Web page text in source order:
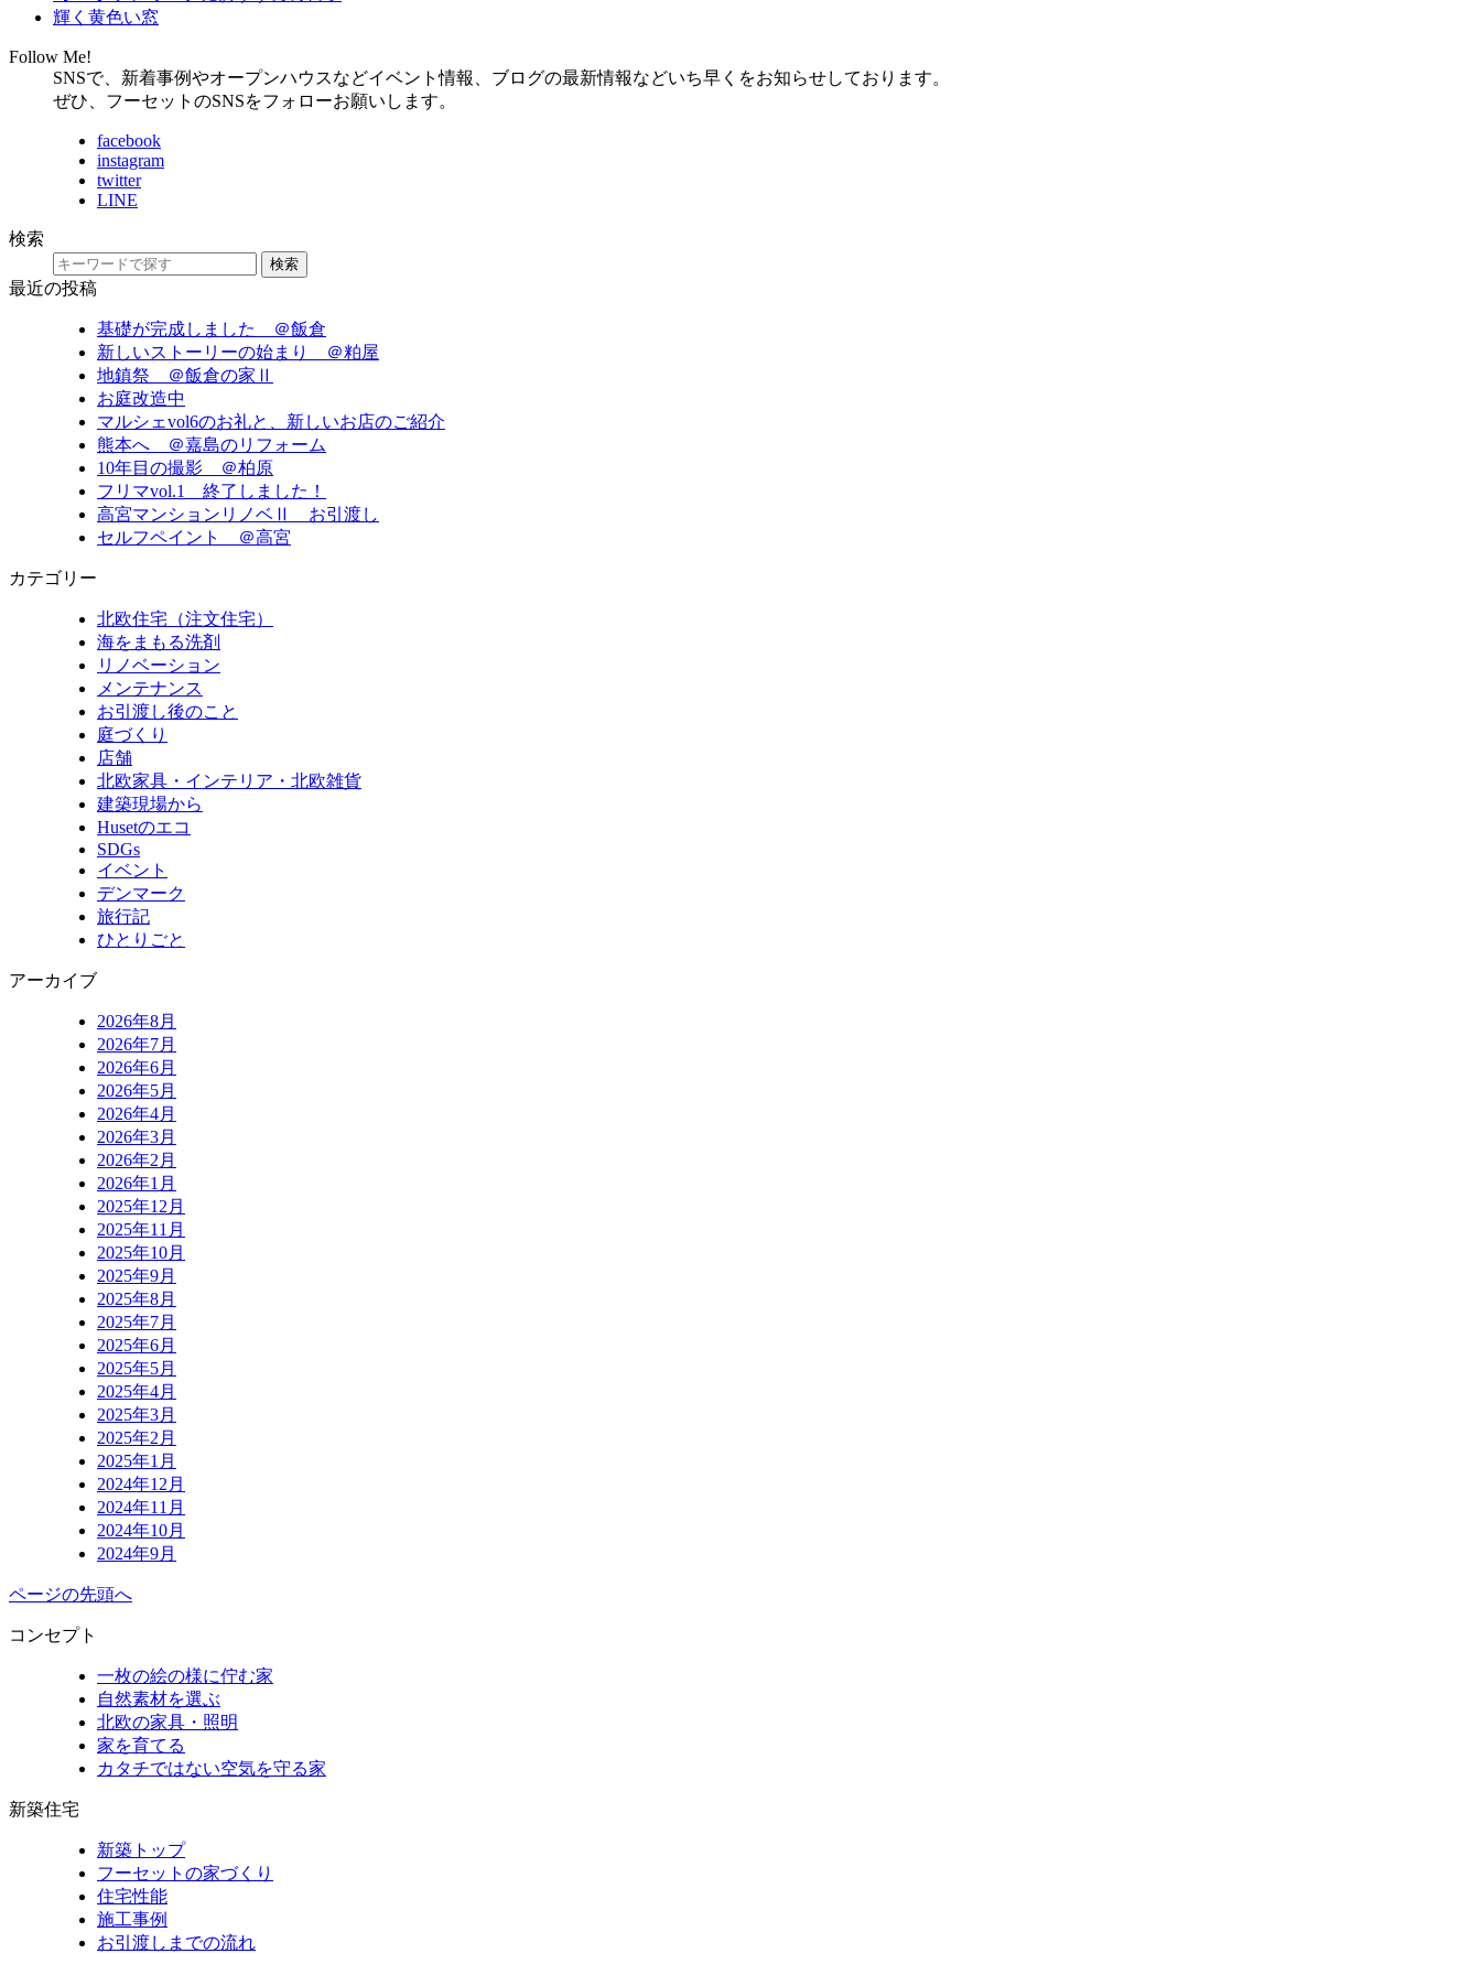
輝く黄色い窓
Follow Me!
SNSで、新着事例やオープンハウスなどイベント情報、ブログの最新情報などいち早くをお知らせしております。
ぜひ、フーセットのSNSをフォローお願いします。
facebook
instagram
twitter
LINE
検索
検索
最近の投稿
基礎が完成しました ＠飯倉
新しいストーリーの始まり ＠粕屋
地鎮祭 ＠飯倉の家Ⅱ
お庭改造中
マルシェvol6のお礼と、新しいお店のご紹介
熊本へ ＠嘉島のリフォーム
10年目の撮影 ＠柏原
フリマvol.1 終了しました！
高宮マンションリノベⅡ お引渡し
セルフペイント ＠高宮
カテゴリー
北欧住宅（注文住宅）
海をまもる洗剤
リノベーション
メンテナンス
お引渡し後のこと
庭づくり
店舗
北欧家具・インテリア・北欧雑貨
建築現場から
Husetのエコ
SDGs
イベント
デンマーク
旅行記
ひとりごと
アーカイブ
2026年8月
2026年7月
2026年6月
2026年5月
2026年4月
2026年3月
2026年2月
2026年1月
2025年12月
2025年11月
2025年10月
2025年9月
2025年8月
2025年7月
2025年6月
2025年5月
2025年4月
2025年3月
2025年2月
2025年1月
2024年12月
2024年11月
2024年10月
2024年9月
ページの先頭へ
コンセプト
一枚の絵の様に佇む家
自然素材を選ぶ
北欧の家具・照明
家を育てる
カタチではない空気を守る家
新築住宅
新築トップ
フーセットの家づくり
住宅性能
施工事例
お引渡しまでの流れ